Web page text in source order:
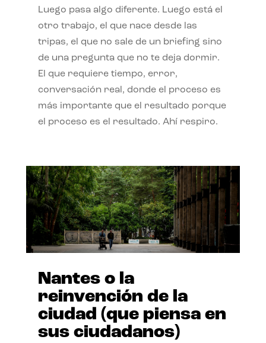
Luego pasa algo diferente. Luego está el
otro trabajo, el que nace desde las
tripas, el que no sale de un briefing sino
de una pregunta que no te deja dormir.
El que requiere tiempo, error,
conversación real, donde el proceso es
más importante que el resultado porque
el proceso es el resultado. Ahí respiro.
Nantes o la
reinvención de la
ciudad (que piensa en
sus ciudadanos)